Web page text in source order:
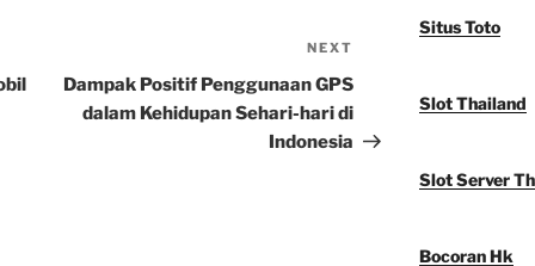
Post
NEXT
Dampak Positif Penggunaan GPS
dalam Kehidupan Sehari-hari di
Indonesia
Situs Toto
Slot Thailand
Slot Server
Bocoran Hk